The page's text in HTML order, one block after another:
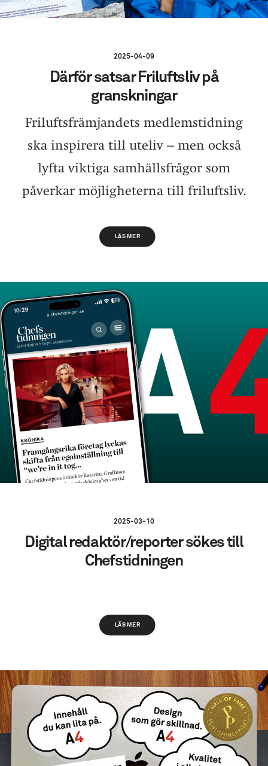
2025-04-09
Därför satsar Friluftsliv på
granskningar
Friluftsfrämjandets medlemstidning
ska inspirera till uteliv – men också
lyfta viktiga samhällsfrågor som
påverkar möjligheterna till friluftsliv.
LÄS MER
2025-03-10
Digital redaktör/reporter sökes till
Chefstidningen
LÄS MER